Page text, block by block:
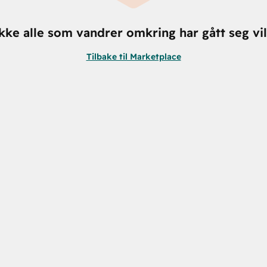
alle som vandrer omkring har gått seg
Tilbake til Marketplace